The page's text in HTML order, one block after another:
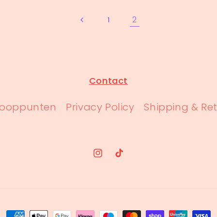
1 2
Contact
Privacy Policy Shipping &
Instagram
TikTok